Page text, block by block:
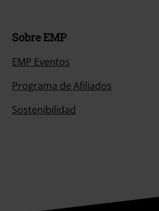
Sobre EMP
EMP Eventos
Programa de Afiliados
Sostenibilidad